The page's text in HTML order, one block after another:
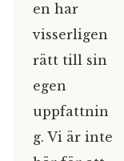
en har
visserligen
rätt till sin
egen
uppfattnin
g. Vi är inte